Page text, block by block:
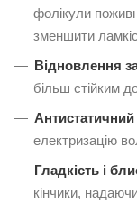
фолікули
зменшити
Відновлення
більш стійким
електризацію
Гладкість і
кінчики,